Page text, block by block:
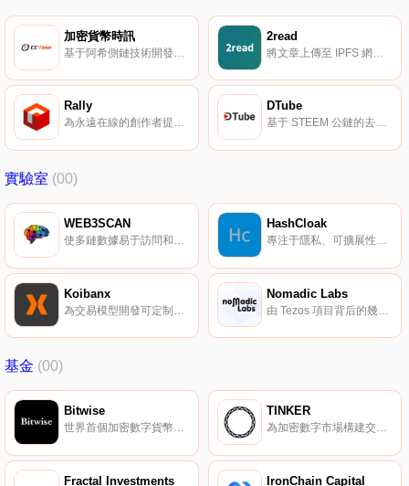
加密貨幣時訊 2read
Rally
為永遠在線的創作者提供經濟支持。
DTube
基于 STEEM 公鏈的去中心化視頻平臺。
實驗室 (00)
WEB3SCAN
使多鏈數據易于訪問和理解。
HashCloak
專注于隱私、可擴展性、分布式系統的區塊鏈研究實驗室。
Koibanx Nomadic Labs
基金 (00)
Bitwise
世界首個加密數字貨幣指數基金。
TINKER
為加密數字市場構建交易算法。
Fractal Investments IronChain Capital